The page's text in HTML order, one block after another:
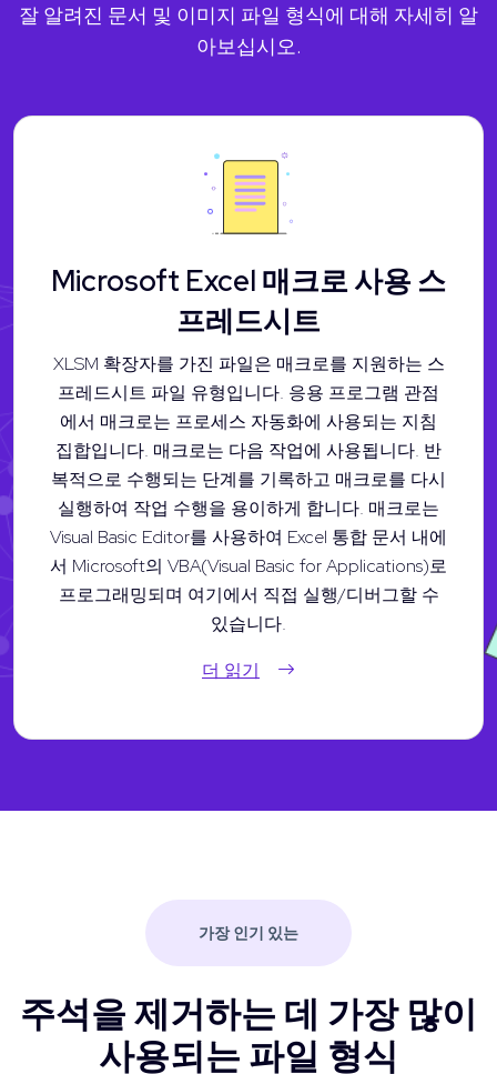
잘 알려진 문서 및 이미지 파일 형식에 대해 자세히 알
아보십시오.
Microsoft Excel 매크로 사용 스
프레드시트
XLSM 확장자를 가진 파일은 매크로를 지원하는 스
프레드시트 파일 유형입니다. 응용 프로그램 관점
에서 매크로는 프로세스 자동화에 사용되는 지침
집합입니다. 매크로는 다음 작업에 사용됩니다. 반
복적으로 수행되는 단계를 기록하고 매크로를 다시
실행하여 작업 수행을 용이하게 합니다. 매크로는
Visual Basic Editor를 사용하여 Excel 통합 문서 내에
서 Microsoft의 VBA(Visual Basic for Applications)로
프로그래밍되며 여기에서 직접 실행/디버그할 수
있습니다.
더 읽기
가장 인기 있는
주석을 제거하는 데 가장 많이
사용되는 파일 형식